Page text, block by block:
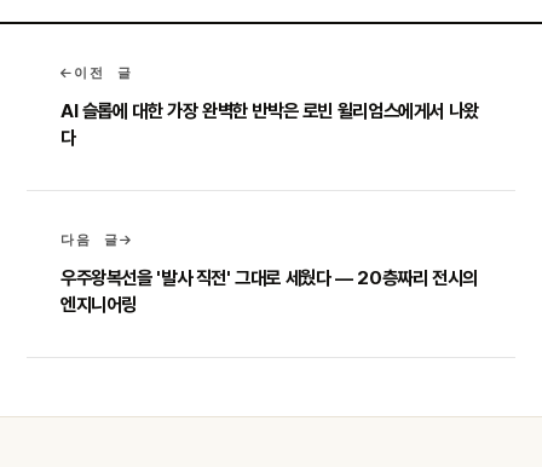
이전 글
AI 슬롭에 대한 가장 완벽한 반박은 로빈 윌리엄스에게서 나왔
다
다음 글
우주왕복선을 '발사 직전' 그대로 세웠다 — 20층짜리 전시의
엔지니어링